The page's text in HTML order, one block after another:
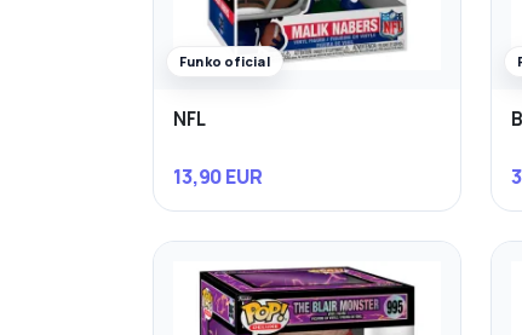
Funko oficial
NFL
13,90 EUR